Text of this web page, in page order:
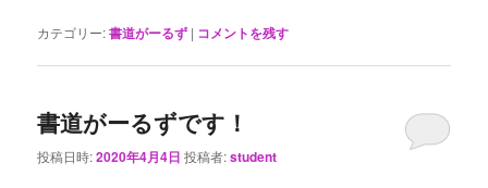
カテゴリー:書道がーるず | コメントを残す
書道がーるずです！
投稿日時:2020年4月4日 投稿者:student